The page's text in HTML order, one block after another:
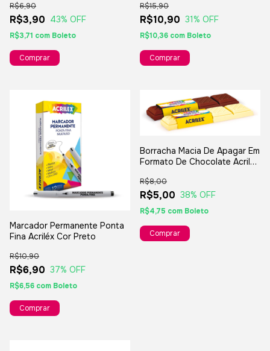
R$3,90
R$6,90
43% OFF
R$3,71 com Boleto
R$10,90
R$15,90
31% OFF
R$10,36 com Boleto
Marcador Permanente Ponta
Fina Acriléx Cor Preto
R$6,90
R$10,90
37% OFF
R$6,56 com Boleto
Borracha Macia De Apagar Em
Formato De Chocolate Acrilex
R$5,00
R$8,00
38% OFF
R$4,75 com Boleto
Comprar